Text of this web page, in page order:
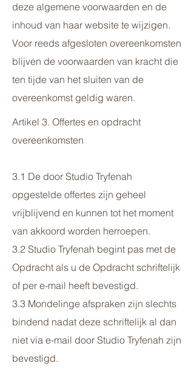
deze algemene voorwaarden en de
inhoud van haar website te wijzigen.
Voor reeds afgesloten overeenkomsten
blijven de voorwaarden van kracht die
ten tijde van het sluiten van de
overeenkomst geldig waren.
Artikel 3. Offertes en opdracht
overeenkomsten
3.1 De door Studio Tryfenah
opgestelde offertes zijn geheel
vrijblijvend en kunnen tot het moment
van akkoord worden herroepen.
3.2 Studio Tryfenah begint pas met de
Opdracht als u de Opdracht schriftelijk
of per e-mail heeft bevestigd.
3.3 Mondelinge afspraken zijn slechts
bindend nadat deze schriftelijk al dan
niet via e-mail door Studio Tryfenah zijn
bevestigd.